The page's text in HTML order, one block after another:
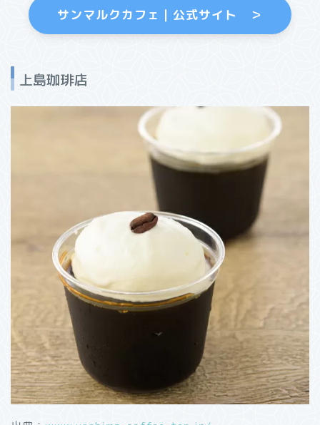
サンマルクカフェ｜公式サイト ＞
上島珈琲店